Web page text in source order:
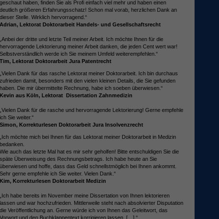
geschaut haben, finden Sie als Profi einfach viel mehr und haben einen
deutlich größeren Erfahrungsschatz! Schon mal vorab, herzlichen Dank an
dieser Stelle. Wirklich hervorragend.“
Adrian, Lektorat Doktorarbeit Handels- und Gesellschaftsrecht
„Anbei der dritte und letzte Teil meiner Arbeit. Ich möchte Ihnen für die
hervorragende Lektorierung meiner Arbeit danken, die jeden Cent wert war!
Selbstverständlich werde ich Sie meinem Umfeld weiterempfehlen.“
Tim, Lektorat Doktorarbeit Jura Patentrecht
„Vielen Dank für das rasche Lektorat meiner Doktorarbeit. Ich bin durchaus
zufrieden damit, besonders mit den vielen kleinen Details, die Sie gefunden
haben. Die mir übermittelte Rechnung, habe ich soeben überwiesen.“
Kevin aus Köln, Lektorat Dissertation Zahnmedizin
„Vielen Dank für die rasche und hervorragende Lektorierung! Gerne empfehle
ich Sie weiter.“
Simon, Korrekturlesen Doktorarbeit Jura Insolvenzrecht
„Ich möchte mich bei Ihnen für das Lektorat meiner Doktorarbeit in Medizin
bedanken.
Wie auch das letzte Mal hat es mir sehr geholfen! Bitte entschuldigen Sie die
späte Überweisung des Rechnungsbetrags. Ich habe heute an Sie
überwiesen und hoffe, dass das Geld schnellstmöglich bei Ihnen ankommt.
Sehr gerne empfehle ich Sie weiter. Vielen Dank.“
Kim, Korrekturlesen Doktorarbeit Medizin
„Ich habe bereits im November meine Dissertation von Ihnen lektorieren
lassen und war hochzufrieden. Mittlerweile steht nach absolvierter Disputation
die Veröffentlichung an. Gerne würde ich von Ihnen das Geleitwort, das
Vorwort und den Buchklappentext korrigieren lassen. […].“